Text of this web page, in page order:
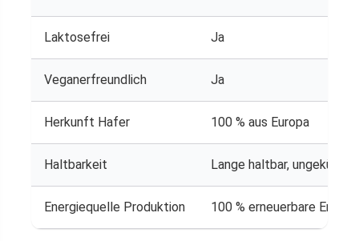
Laktosefrei Ja
Veganerfreundlich Ja
Herkunft Hafer 100 % aus Europa
Haltbarkeit Lange haltbar, ungekühlt
Energiequelle Produktion 100 % erneuerbare